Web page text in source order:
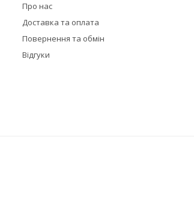
Про нас
Доставка та оплата
Повернення та обмін
Відгуки